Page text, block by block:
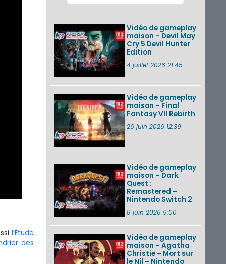
l’Étude
des
2026 (Xenoblade
Edit...
Une édition
physique japonaise
de Stray Children
sur Nintendo Switch
décembre ...
Nintendo Music :
des musiques de
cinq jeux Virtual Boy
et de nouveaux
VOIR PLUS DE NEWS
Vidéo de gameplay
maison – Devil May
Cry 5 Devil Hunter
Edition
4 juillet 2026 21:45
Vidéo de gameplay
maison – Final
Fantasy VII Rebirth
26 juin 2026 12:39
Vidéo de gameplay
maison – Dark
Quest :
Remastered –
Nintendo Switch 2
8 juin 2026 9:00
Vidéo de gameplay
maison – Agatha
Christie – Mort sur
le Nil – Nintendo